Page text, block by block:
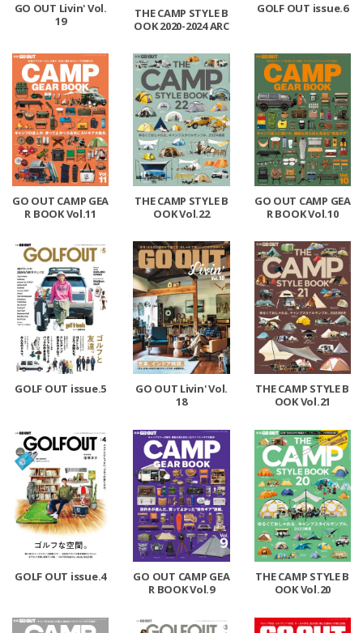
GO OUT Livin' Vol.
19
THE CAMP STYLE B
OOK 2020-2024 ARC
GOLF OUT issue.6
GO OUT CAMP GEA
R BOOK Vol.11
THE CAMP STYLE B
OOK Vol.22
GO OUT CAMP GEA
R BOOK Vol.10
GOLF OUT issue.5
GO OUT Livin' Vol.
18
THE CAMP STYLE B
OOK Vol.21
GOLF OUT issue.4
GO OUT CAMP GEA
R BOOK Vol.9
THE CAMP STYLE B
OOK Vol.20